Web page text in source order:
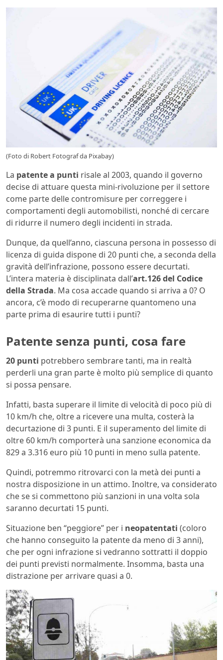
(Foto di Robert Fotograf da Pixabay)
La patentea punti risale al 2003, quando il governo
decise di attuare questa mini-rivoluzione per il settore
come parte delle contromisure per correggere i
comportamenti degli automobilisti, nonché di cercare
di ridurre il numero degli incidenti in strada.
Dunque, da quell’anno, ciascuna persona in possesso di
licenza di guida dispone di 20 punti che, a seconda della
gravità dell’infrazione, possono essere decurtati.
L’intera materia è disciplinata dall’art.126 del Codice
della Strada. Ma cosa accade quando si arriva a 0? O
ancora, c’è modo di recuperarne quantomeno una
parte prima di esaurire tutti i punti?
Patente senza punti, cosa fare
20 punti potrebbero sembrare tanti, ma in realtà
perderli una gran parte è molto più semplice di quanto
si possa pensare.
Infatti, basta superare il limite di velocità di poco più di
10 km/h che, oltre a ricevere una multa, costerà la
decurtazione di 3 punti. E il superamento del limite di
oltre 60 km/h comporterà una sanzione economica da
829 a 3.316 euro più 10 punti in meno sulla patente.
Quindi, potremmo ritrovarci con la metà dei punti a
nostra disposizione in un attimo. Inoltre, va considerato
che se si commettono più sanzioni in una volta sola
saranno decurtati 15 punti.
Situazione ben “peggiore” per i neopatentati (coloro
che hanno conseguito la patente da meno di 3 anni),
che per ogni infrazione si vedranno sottratti il doppio
dei punti previsti normalmente. Insomma, basta una
distrazione per arrivare quasi a 0.